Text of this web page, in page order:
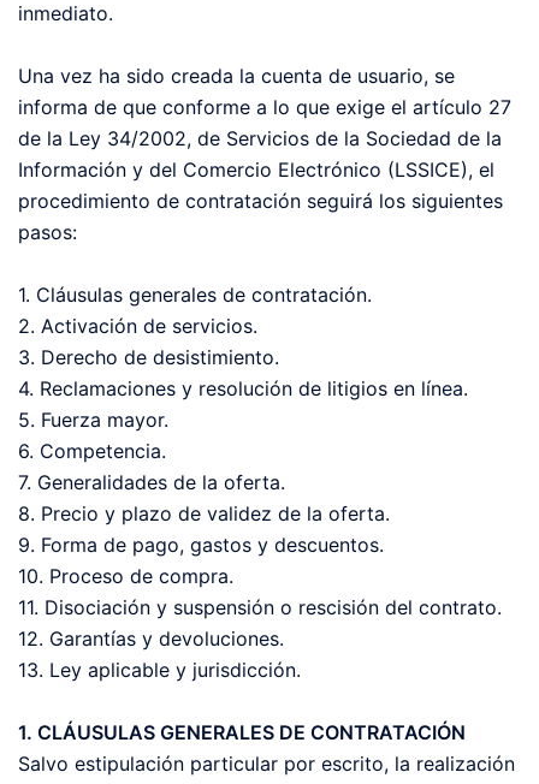
inmediato.
Una vez ha sido creada la cuenta de usuario, se
informa de que conforme a lo que exige el artículo 27
de la Ley 34/2002, de Servicios de la Sociedad de la
Información y del Comercio Electrónico (LSSICE), el
procedimiento de contratación seguirá los siguientes
pasos:
1. Cláusulas generales de contratación.
2. Activación de servicios.
3. Derecho de desistimiento.
4. Reclamaciones y resolución de litigios en línea.
5. Fuerza mayor.
6. Competencia.
7. Generalidades de la oferta.
8. Precio y plazo de validez de la oferta.
9. Forma de pago, gastos y descuentos.
10. Proceso de compra.
11. Disociación y suspensión o rescisión del contrato.
12. Garantías y devoluciones.
13. Ley aplicable y jurisdicción.
1. CLÁUSULAS GENERALES DE CONTRATACIÓN
Salvo estipulación particular por escrito, la realización